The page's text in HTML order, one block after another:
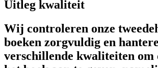
Uitleg kwaliteit
Wij controleren onze
boeken zorgvuldig en
verschillende kwaliteiten om